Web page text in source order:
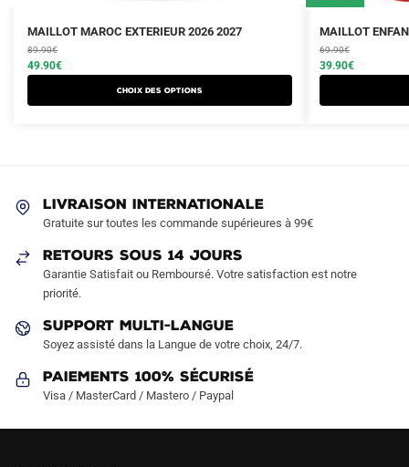
MAILLOT MAROC EXTERIEUR 2026 2027
89.90€
Le
prix
initial
était :
49.90€
Le
prix
actuel
est :
Choix des options
Ce
produit
a
être
choisies
sur
page
produit
MAILLOT
69.90€
Le
prix
initial
était :
39.90€
Le
prix
actuel
est :
Ce
produit
a
la
LIVRAISON INTERNATIONALE
Gratuite sur toutes les commande supérieures à 99€
RETOURS SOUS 14 JOURS
Garantie Satisfait ou Remboursé. Votre satisfaction est notre
priorité.
SUPPORT MULTI-LANGUE
Soyez assisté dans la Langue de votre choix, 24/7.
Paiements 100% Sécurisé
Visa / MasterCard / Mastero / Paypal